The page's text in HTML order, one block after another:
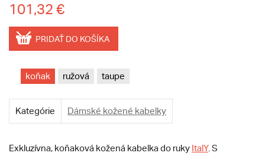
101,32 €
PRIDAŤ DO KOŠÍKA
koňak ružová taupe
Kategórie Dámské kožené kabelky
Exkluzívna, koňaková kožená kabelka do ruky ItalY. S